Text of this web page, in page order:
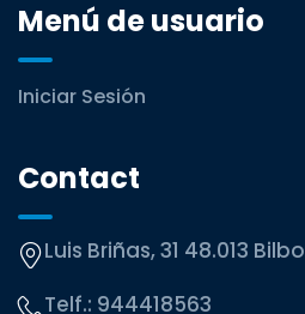
Menú de usuario
Iniciar Sesión
Contact
Luis Briñas, 31 48.013 Bilbo
Telf.: 944418563